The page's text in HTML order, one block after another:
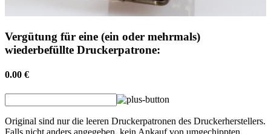
Vergütung für eine (ein oder mehrmals)
wiederbefüllte Druckerpatrone:
0.00 €
Original sind nur die leeren Druckerpatronen des Druckerherstellers.
Falls nicht anders angegeben, kein Ankauf von umgechippten,